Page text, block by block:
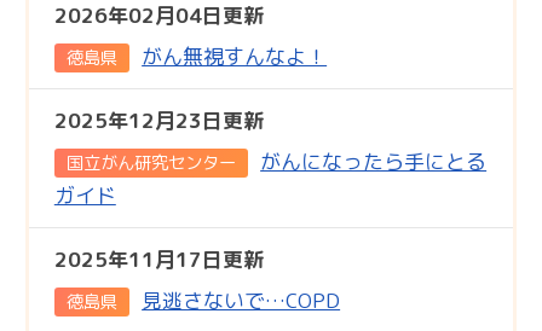
2026年02月04日更新
徳島県 がん無視すんなよ！
2025年12月23日更新
国立がん研究センター
がんになったら手にとる
ガイド
2025年11月17日更新
徳島県 見逃さないで…COPD